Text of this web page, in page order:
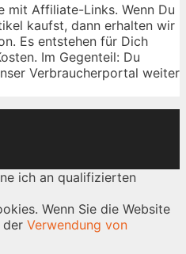
mit Affiliate-Links. Wenn Du
kaufst, dann erhalten wir
Es entstehen für Dich
Im Gegenteil: Du
Verbraucherportal weiter
ich an qualifizierten
Wenn Sie die Website
der Verwendung von